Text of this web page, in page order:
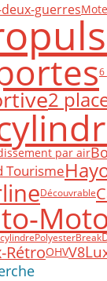
guerres
6
2
par air
Tourisme
Découvrable
PolyesterBreak
RétroOHVV8